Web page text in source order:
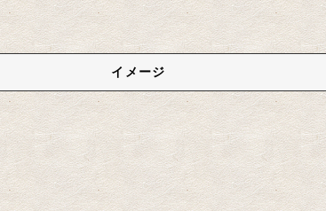
イメージ